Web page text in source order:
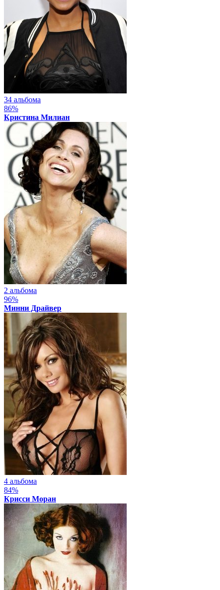
34 альбома
86%
Кристина Милиан
2 альбома
96%
Минни Драйвер
4 альбома
84%
Крисси Моран